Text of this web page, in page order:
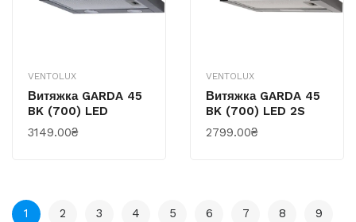
VENTOLUX
Витяжка GARDA 45
BK (700) LED
3149.00₴
VENTOLUX
Витяжка GARDA 45
BK (700) LED 2S
2799.00₴
1 2 3 4 5 6 7 8 9